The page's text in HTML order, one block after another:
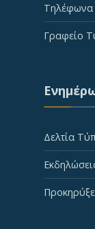
Τηλέφωνα
Γραφείο
Δελτία